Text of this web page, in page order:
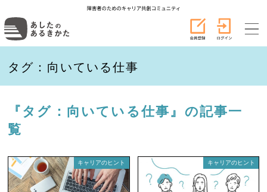
タグ：向いている仕事
『タグ：向いている仕事』の記事一
覧
キャリアのヒント キャリアのヒント